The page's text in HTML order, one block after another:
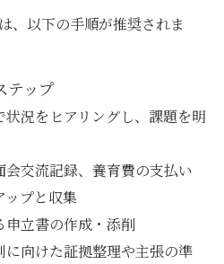
、以下の手順が推奨されま
テップ
況をヒアリングし、課題を明
交流記録、養育費の支払い
ップと収集
立書の作成・添削
に向けた証拠整理や主張の準